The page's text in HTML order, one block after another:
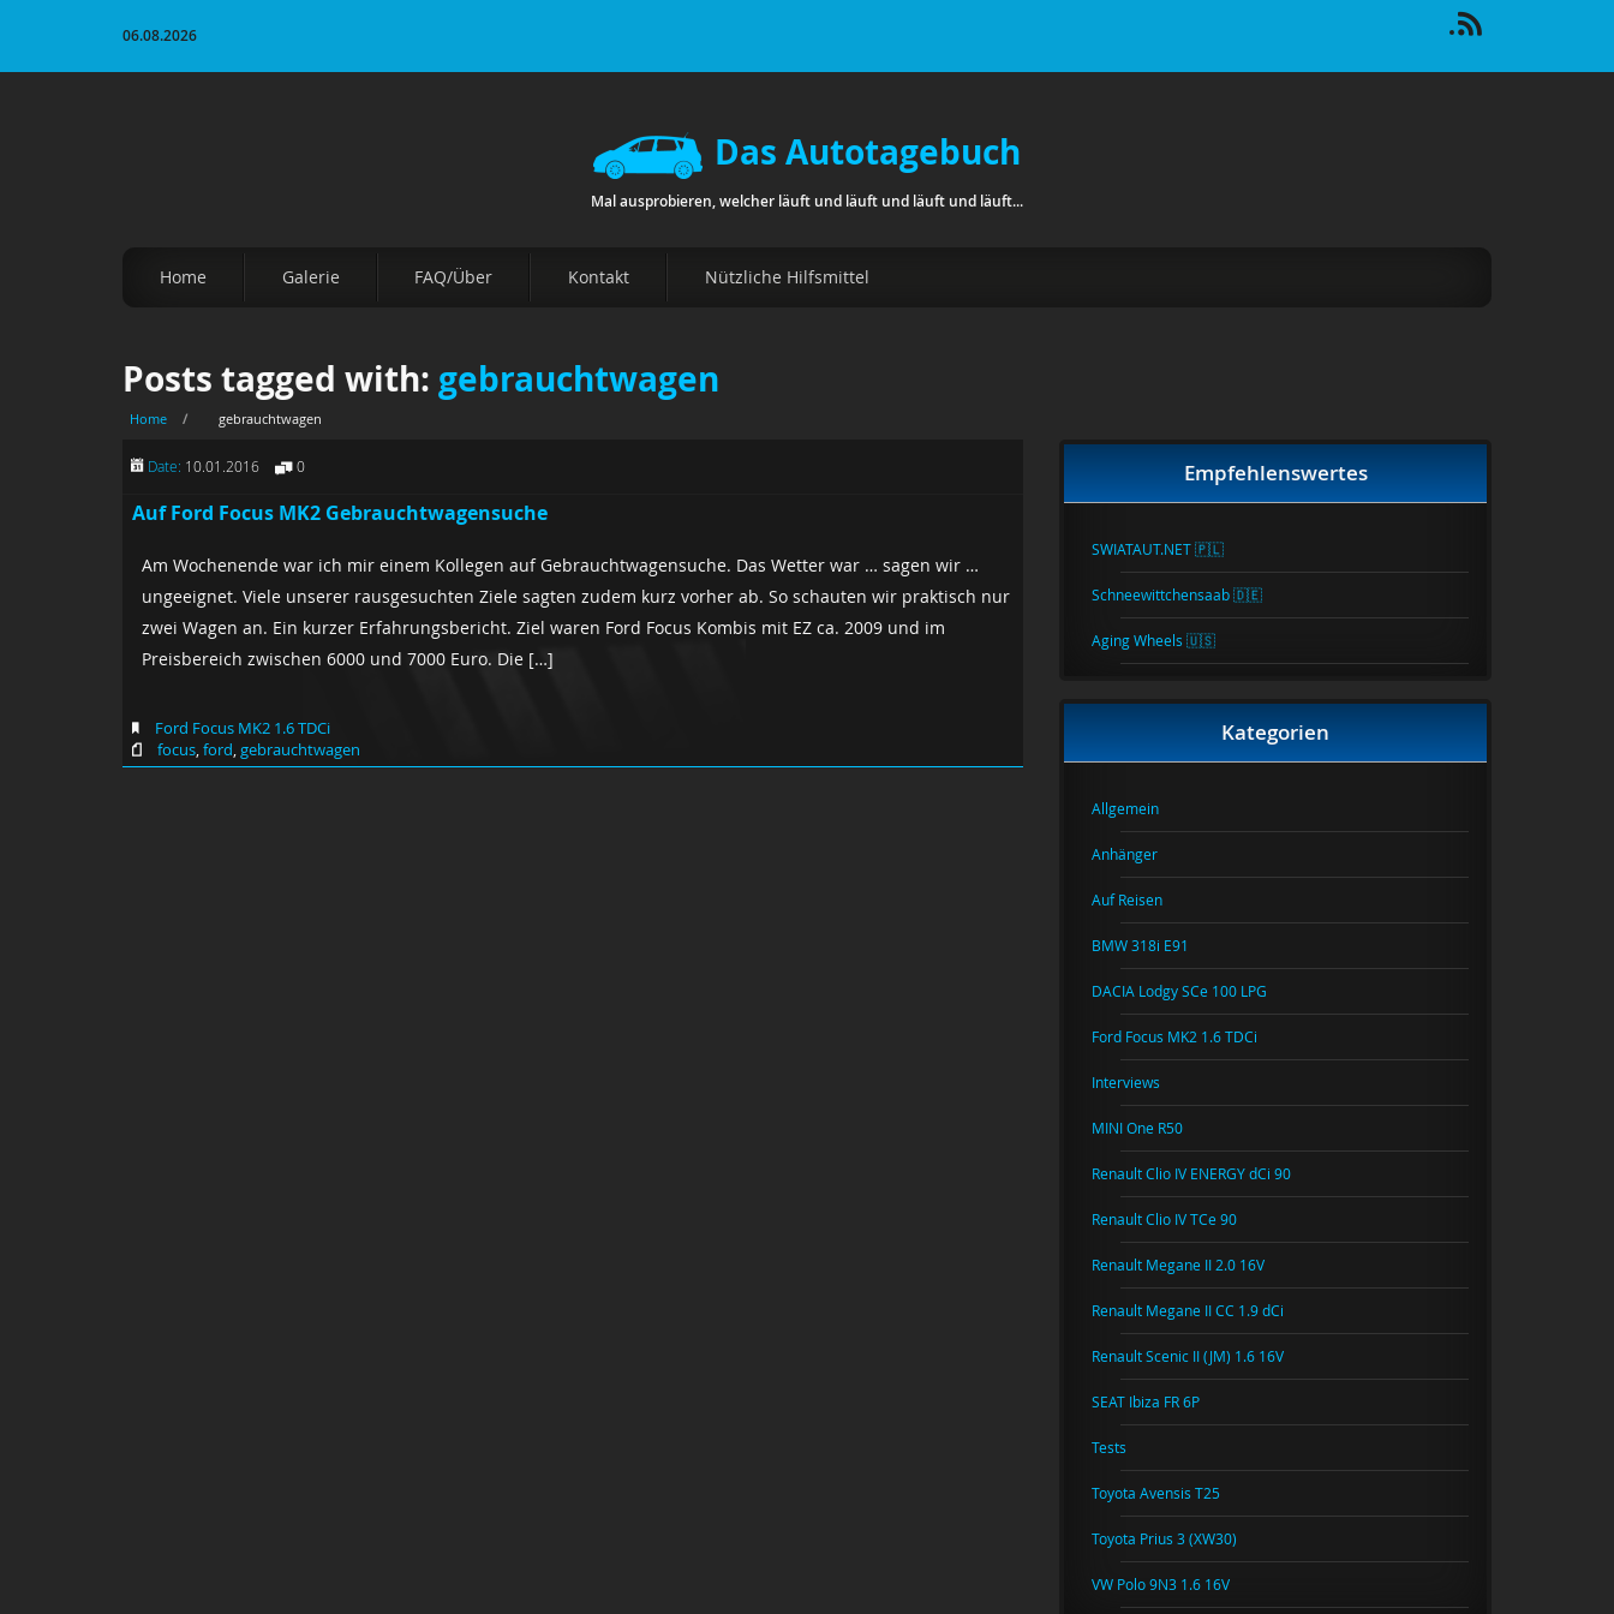
06.08.2026
Das Autotagebuch
Mal ausprobieren, welcher läuft und läuft und läuft und läuft...
Home Galerie FAQ/Über Kontakt Nützliche Hilfsmittel
Posts tagged with: gebrauchtwagen
Home / gebrauchtwagen
Date: 10.01.2016 0
Auf Ford Focus MK2 Gebrauchtwagensuche
Am Wochenende war ich mir einem Kollegen auf Gebrauchtwagensuche. Das Wetter war … sagen wir …
ungeeignet. Viele unserer rausgesuchten Ziele sagten zudem kurz vorher ab. So schauten wir praktisch nur
zwei Wagen an. Ein kurzer Erfahrungsbericht. Ziel waren Ford Focus Kombis mit EZ ca. 2009 und im
Preisbereich zwischen 6000 und 7000 Euro. Die […]
Ford Focus MK2 1.6 TDCi
focus,ford,gebrauchtwagen
Empfehlenswertes
SWIATAUT.NET 🇵🇱
Schneewittchensaab 🇩🇪
Aging Wheels 🇺🇸
Kategorien
Allgemein
Anhänger
Auf Reisen
BMW 318i E91
DACIA Lodgy SCe 100 LPG
Ford Focus MK2 1.6 TDCi
Interviews
MINI One R50
Renault Clio IV ENERGY dCi 90
Renault Clio IV TCe 90
Renault Megane II 2.0 16V
Renault Megane II CC 1.9 dCi
Renault Scenic II (JM) 1.6 16V
SEAT Ibiza FR 6P
Tests
Toyota Avensis T25
Toyota Prius 3 (XW30)
VW Polo 9N3 1.6 16V